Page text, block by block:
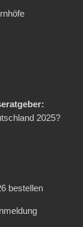
2025?
bestellen